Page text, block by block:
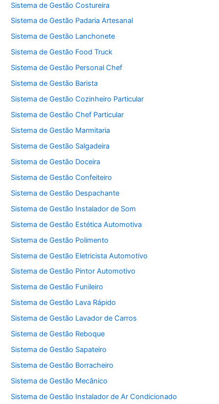
Sistema de Gestão Costureira
Sistema de Gestão Padaria Artesanal
Sistema de Gestão Lanchonete
Sistema de Gestão Food Truck
Sistema de Gestão Personal Chef
Sistema de Gestão Barista
Sistema de Gestão Cozinheiro Particular
Sistema de Gestão Chef Particular
Sistema de Gestão Marmitaria
Sistema de Gestão Salgadeira
Sistema de Gestão Doceira
Sistema de Gestão Confeiteiro
Sistema de Gestão Despachante
Sistema de Gestão Instalador de Som
Sistema de Gestão Estética Automotiva
Sistema de Gestão Polimento
Sistema de Gestão Eletricista Automotivo
Sistema de Gestão Pintor Automotivo
Sistema de Gestão Funileiro
Sistema de Gestão Lava Rápido
Sistema de Gestão Lavador de Carros
Sistema de Gestão Reboque
Sistema de Gestão Sapateiro
Sistema de Gestão Borracheiro
Sistema de Gestão Mecânico
Sistema de Gestão Instalador de Ar Condicionado